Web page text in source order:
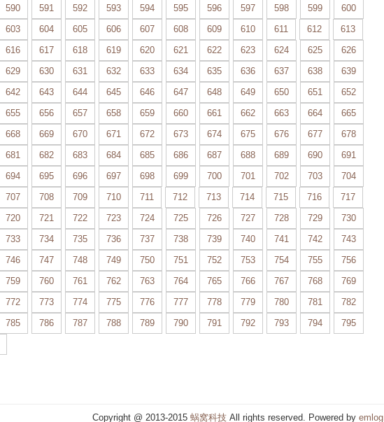
590 591 592 593 594 595 596 597 598 599
600
603 604 605 606 607 608 609 610 611 612
613
616 617 618 619 620 621 622 623 624 625
626
629 630 631 632 633 634 635 636 637 638
639
642 643 644 645 646 647 648 649 650 651
652
655 656 657 658 659 660 661 662 663 664
665
668 669 670 671 672 673 674 675 676 677
678
681 682 683 684 685 686 687 688 689 690
691
694 695 696 697 698 699 700 701 702 703
704
707 708 709 710 711 712 713 714 715 716
717
720 721 722 723 724 725 726 727 728 729
730
733 734 735 736 737 738 739 740 741 742
743
746 747 748 749 750 751 752 753 754 755
756
759 760 761 762 763 764 765 766 767 768
769
772 773 774 775 776 777 778 779 780 781
782
785 786 787 788 789 790 791 792 793 794
795
Copyright @ 2013-2015 蜗窝科技 All rights reserved. Powered by emlog